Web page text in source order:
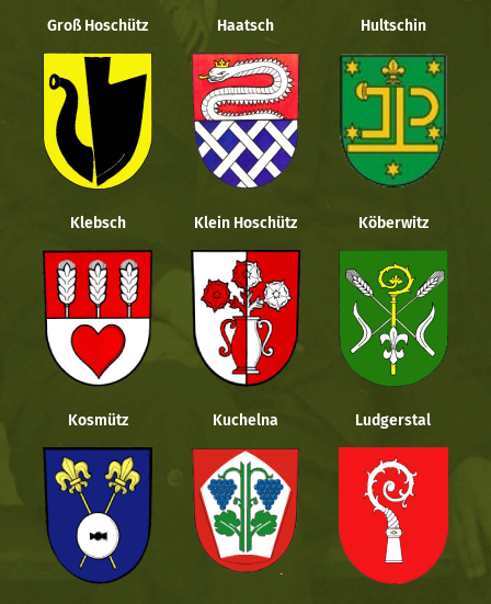
Groß Hoschütz Haatsch Hultschin
Klebsch Klein Hoschütz Köberwitz
Kosmütz Kuchelna Ludgerstal